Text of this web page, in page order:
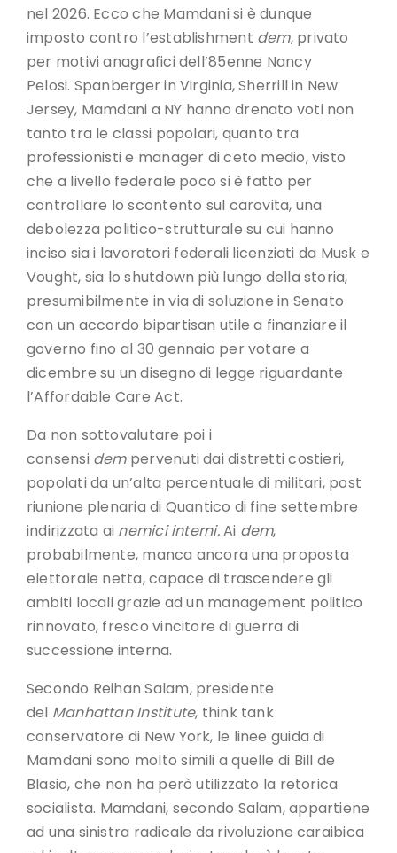
nel 2026. Ecco che Mamdani si è dunque
imposto contro l’establishment dem, privato
per motivi anagrafici dell’85enne Nancy
Pelosi. Spanberger in Virginia, Sherrill in New
Jersey, Mamdani a NY hanno drenato voti non
tanto tra le classi popolari, quanto tra
professionisti e manager di ceto medio, visto
che a livello federale poco si è fatto per
controllare lo scontento sul carovita, una
debolezza politico-strutturale su cui hanno
inciso sia i lavoratori federali licenziati da Musk e
Vought, sia lo shutdown più lungo della storia,
presumibilmente in via di soluzione in Senato
con un accordo bipartisan utile a finanziare il
governo fino al 30 gennaio per votare a
dicembre su un disegno di legge riguardante
l’Affordable Care Act.
Da non sottovalutare poi i
consensi dempervenuti dai distretti costieri,
popolati da un’alta percentuale di militari, post
riunione plenaria di Quantico di fine settembre
indirizzata ai nemici interni.Ai dem,
probabilmente, manca ancora una proposta
elettorale netta, capace di trascendere gli
ambiti locali grazie ad un management politico
rinnovato, fresco vincitore di guerra di
successione interna.
Secondo Reihan Salam, presidente
del Manhattan Institute, think tank
conservatore di New York, le linee guida di
Mamdani sono molto simili a quelle di Bill de
Blasio, che non ha però utilizzato la retorica
socialista. Mamdani, secondo Salam, appartiene
ad una sinistra radicale da rivoluzione caraibica